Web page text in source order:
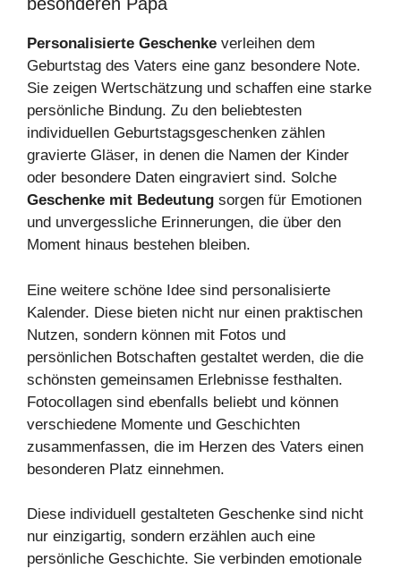
besonderen Papa
Personalisierte Geschenke verleihen dem
Geburtstag des Vaters eine ganz besondere Note.
Sie zeigen Wertschätzung und schaffen eine starke
persönliche Bindung. Zu den beliebtesten
individuellen Geburtstagsgeschenken zählen
gravierte Gläser, in denen die Namen der Kinder
oder besondere Daten eingraviert sind. Solche
Geschenke mit Bedeutung sorgen für Emotionen
und unvergessliche Erinnerungen, die über den
Moment hinaus bestehen bleiben.
Eine weitere schöne Idee sind personalisierte
Kalender. Diese bieten nicht nur einen praktischen
Nutzen, sondern können mit Fotos und
persönlichen Botschaften gestaltet werden, die die
schönsten gemeinsamen Erlebnisse festhalten.
Fotocollagen sind ebenfalls beliebt und können
verschiedene Momente und Geschichten
zusammenfassen, die im Herzen des Vaters einen
besonderen Platz einnehmen.
Diese individuell gestalteten Geschenke sind nicht
nur einzigartig, sondern erzählen auch eine
persönliche Geschichte. Sie verbinden emotionale